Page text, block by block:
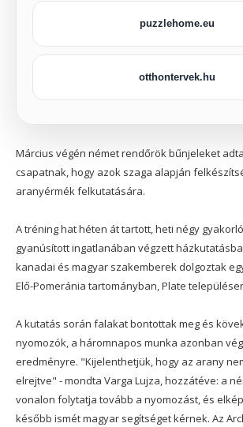
puzzlehome.eu
otthontervek.hu
Március végén német rendőrök bűnjeleket
csapatnak, hogy azok szaga alapján
aranyérmék felkutatására.
A tréning hat héten át tartott, heti négy
gyanúsított ingatlanában végzett
kanadai és magyar szakemberek dolgoztak
Elő-Pomeránia tartományban, Plate
A kutatás során falakat bontottak meg és
nyomozók, a háromnapos munka azonban
eredményre. "Kijelenthetjük, hogy az arany
elrejtve" - mondta Varga Lujza, hozzátéve: a
vonalon folytatja tovább a nyomozást, és
később ismét magyar segítséget kérnek. Az